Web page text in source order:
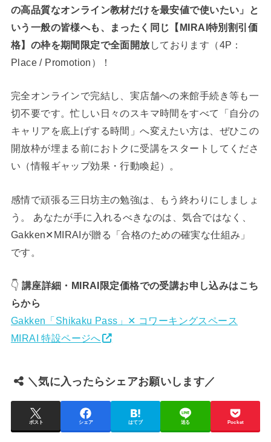
の高品質なオンライン教材だけを最安値で使いたい」と
いう一般の皆様へも、まったく同じ【MIRAI特別割引価
格】の枠を期間限定で全面開放 しております（4P：
Place / Promotion）！
完全オンラインで完結し、実店舗への来館手続き等も一
切不要です。忙しい日々のスキマ時間をすべて「自分の
キャリアを底上げする時間」へ変えたい方は、ぜひこの
開放枠が埋まる前におトクに受講をスタートしてくださ
い（情報ギャップ効果・行動喚起）。
感情で頑張る三日坊主の勉強は、もう終わりにしましょ
う。 あなたが手に入れるべきなのは、気合ではなく、
Gakken✕MIRAIが贈る「合格のための確実な仕組み」
です。
👇 講座詳細・MIRAI限定価格での受講お申し込みはこち
らから
Gakken「Shikaku Pass」✕ コワーキングスペース
MIRAI 特設ページへ
＼気に入ったらシェアお願いします／
ポスト シェア はてブ 送る Pocket